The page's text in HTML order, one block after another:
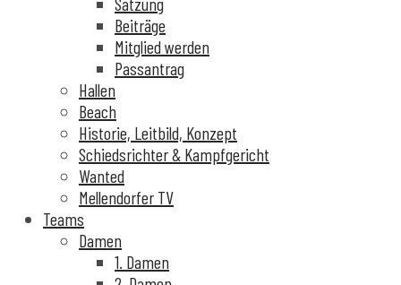
Beiträge
Mitglied werden
Passantrag
Hallen
Beach
Historie, Leitbild, Konzept
Schiedsrichter & Kampfgericht
Wanted
Mellendorfer TV
Teams
Damen
1. Damen